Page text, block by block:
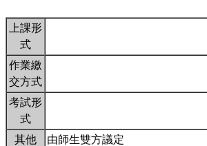
上課形
式
作業繳
交方式
考試形
式
其他
由師生雙方議定